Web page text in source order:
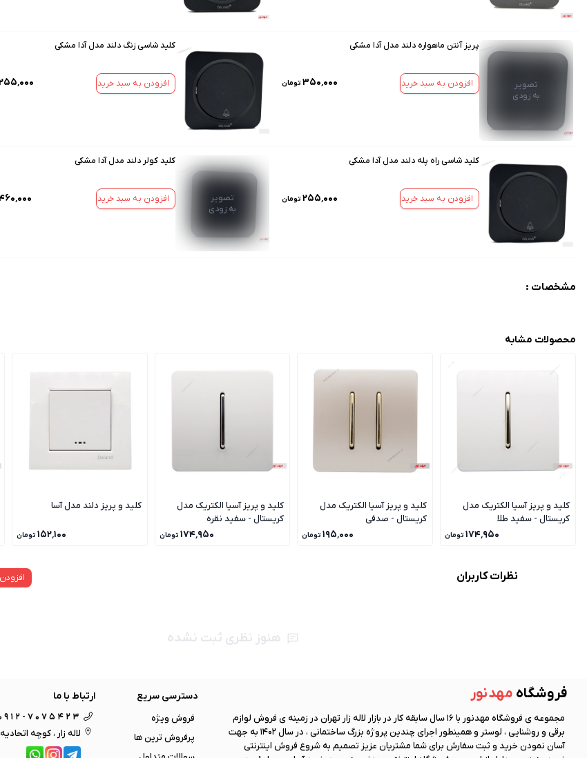
تصویر
به زودی
پریز آنتن ماهواره دلند مدل آدا مشکی
افزودن به سبد خرید ۳۵۰٬۰۰۰ تومان
کلید شاسی زنگ دلند مدل آدا مشکی
افزودن به سبد خرید
کلید شاسی راه پله دلند مدل آدا مشکی
افزودن به سبد خرید ۲۵۵٬۰۰۰ تومان
تصویر
به زودی
کلید کولر دلند مدل آدا مشکی
افزودن به سبد خرید
مشخصات :
محصولات مشابه
کلید و پریز آسیا الکتریک مدل
کریستال - سفید طلا
۱۷۴٬۹۵۰ تومان
کلید و پریز آسیا الکتریک مدل
کریستال - صدفی
۱۹۵٬۰۰۰ تومان
کلید و پریز آسیا الکتریک مدل
کریستال - سفید نقره
۱۷۴٬۹۵۰ تومان
کلید و پریز دلند مدل آسا
۱۵۲٬۱۰۰ تومان
نظرات کاربران
هنوز نظری ثبت نشده
فروشگاه مهد نور
مجموعه ی فروشگاه مهد نور
با 16 سال سابقه کار در بازار لاله زار تهران در زمینه ی فروش لوازم
برقی و روشنایی ، لوستر و همینطور اجرای چندین پروژه بزرگ ساختمانی ، در سال 1402 به جهت
آسان نمودن خرید و ثبت سفارش برای شما مشتریان عزیز تصمیم به شروع فروش اینترنتی
ارتباط با ما
7075423
لاله زار ، کوچه
دسترسی سریع
فروش ویژه
پرفروش ترین ها